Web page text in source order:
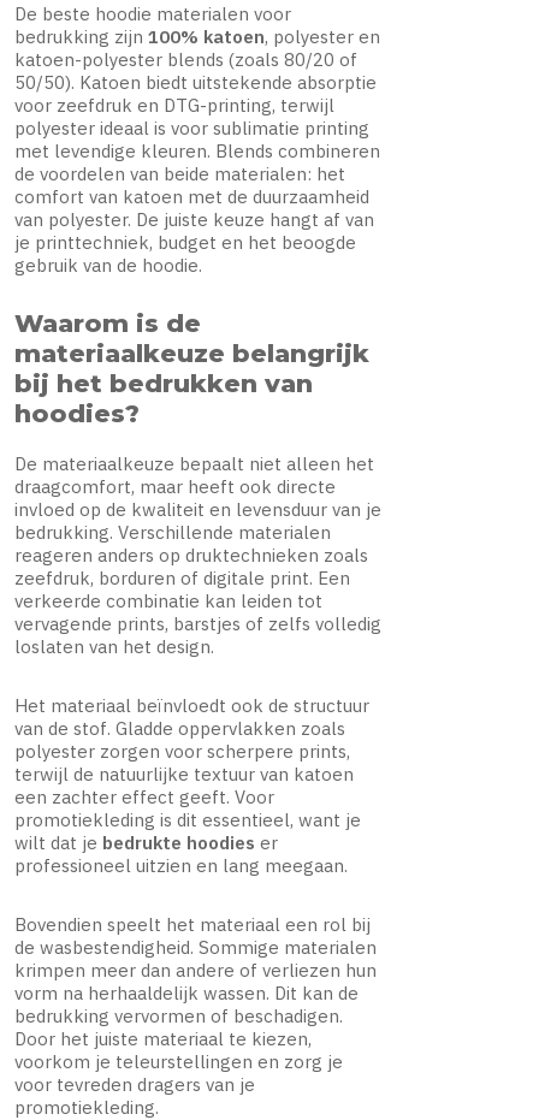
De beste hoodie materialen voor
bedrukking zijn 100% katoen, polyester en
katoen-polyester blends (zoals 80/20 of
50/50). Katoen biedt uitstekende absorptie
voor zeefdruk en DTG-printing, terwijl
polyester ideaal is voor sublimatie printing
met levendige kleuren. Blends combineren
de voordelen van beide materialen: het
comfort van katoen met de duurzaamheid
van polyester. De juiste keuze hangt af van
je printtechniek, budget en het beoogde
gebruik van de hoodie.
Waarom is de
materiaalkeuze belangrijk
bij het bedrukken van
hoodies?
De materiaalkeuze bepaalt niet alleen het
draagcomfort, maar heeft ook directe
invloed op de kwaliteit en levensduur van je
bedrukking. Verschillende materialen
reageren anders op druktechnieken zoals
zeefdruk, borduren of digitale print. Een
verkeerde combinatie kan leiden tot
vervagende prints, barstjes of zelfs volledig
loslaten van het design.
Het materiaal beïnvloedt ook de structuur
van de stof. Gladde oppervlakken zoals
polyester zorgen voor scherpere prints,
terwijl de natuurlijke textuur van katoen
een zachter effect geeft. Voor
promotiekleding is dit essentieel, want je
wilt dat je bedrukte hoodies er
professioneel uitzien en lang meegaan.
Bovendien speelt het materiaal een rol bij
de wasbestendigheid. Sommige materialen
krimpen meer dan andere of verliezen hun
vorm na herhaaldelijk wassen. Dit kan de
bedrukking vervormen of beschadigen.
Door het juiste materiaal te kiezen,
voorkom je teleurstellingen en zorg je
voor tevreden dragers van je
promotiekleding.